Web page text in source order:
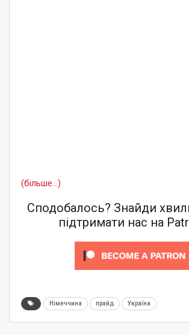
(більше…)
Сподобалось? Знайди
підтримати нас на
Німеччина прайд Україна